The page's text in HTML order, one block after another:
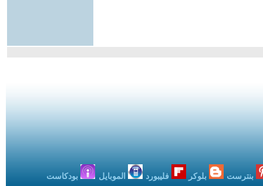
بنترست بلوكر فليبورد الموبايل بودكاست